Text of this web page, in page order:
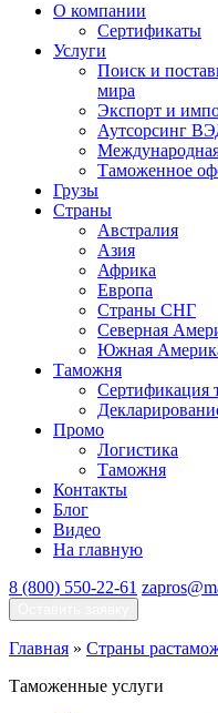
О компании
Сертификаты
Услуги
Поиск и
мира
Экспорт и
Аутсорсинг
Международная
Таможенное
Грузы
Страны
Австралия
Азия
Африка
Европа
Страны СНГ
Северная
Южная
Таможня
Сертификация
Промо
Логистика
Таможня
Контакты
Блог
Видео
На главную
8 (800) 550-22-61
Главная » Страны
Таможенные услуги